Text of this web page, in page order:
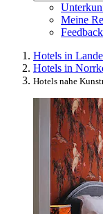
Meine
Feedback
Hotels in
Hotels in
Hotels nahe